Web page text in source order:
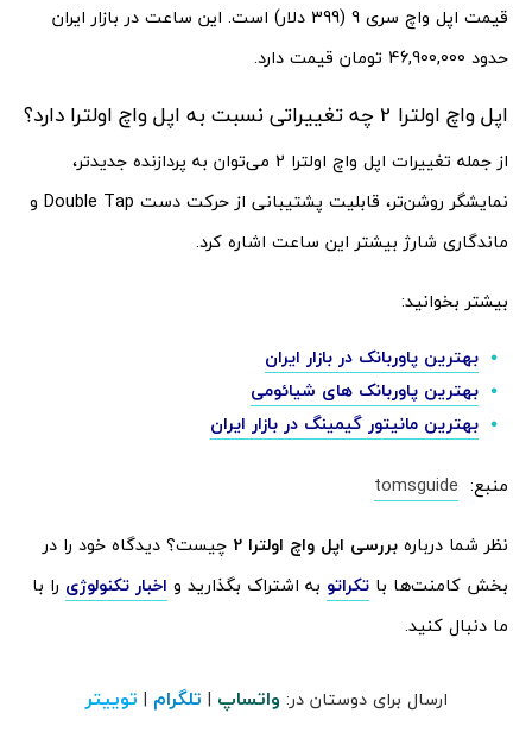
قیمت اپل واچ سری 9 (399 دلار) است. این ساعت در بازار ایران
حدود 46,900,000 تومان قیمت دارد.
اپل واچ اولترا 2 چه تغییراتی نسبت به اپل واچ اولترا دارد؟
از جمله تغییرات اپل واچ اولترا 2 می‌توان به پردازنده جدیدتر،
نمایشگر روشن‌تر، قابلیت پشتیبانی از حرکت دست Double Tap و
ماندگاری شارژ بیشتر این ساعت اشاره کرد.
بیشتر بخوانید:
بهترین پاوربانک در بازار ایران
بهترین پاوربانک های شیائومی
بهترین مانیتور گیمینگ در بازار ایران
منبع: tomsguide
نظر شما درباره بررسی اپل واچ اولترا 2
چیست؟ دیدگاه خود را در
بخش کامنت‌ها با تکراتو به اشتراک بگذارید و اخبار تکنولوژی را با
ما دنبال کنید.
ارسال برای دوستان در: واتساپ | تلگرام | توییتر